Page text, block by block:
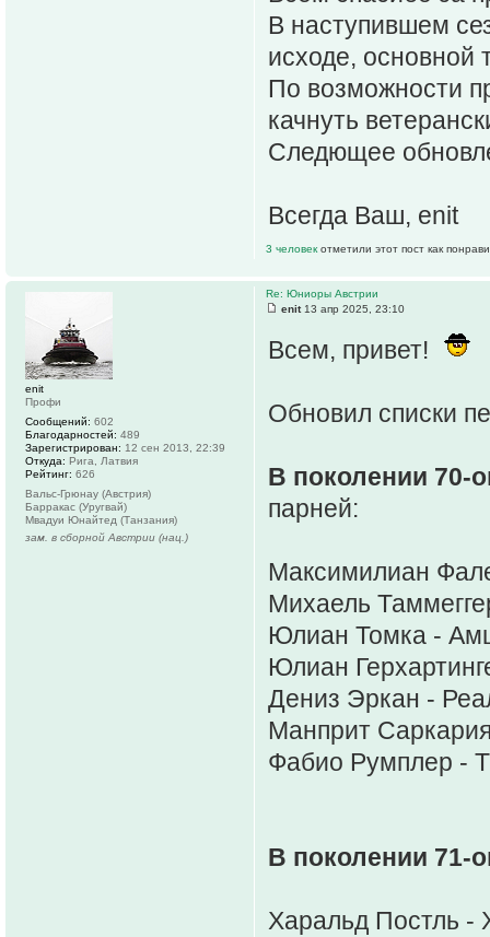
В наступившем
исходе, основной
По возможности
качнуть
Следющее
Всегда Ваш, enit
3 человек отметили этот пост как
Re: Юниоры Австрии
enit13 апр 2025, 23:10
Всем, привет!
Обновил списки
В поколении 70-
парней:
Максимилиан
Михаель
Юлиан Томка -
Юлиан
Дениз Эркан -
Манприт
Фабио Румплер -
В поколении 71-
Харальд Постль -
enit
Профи
Сообщений: 602
Благодарностей: 489
Зарегистрирован: 12 сен 2013, 22:39
Откуда: Рига, Латвия
Рейтинг: 626
Вальс-Грюнау (Австрия)
Барракас (Уругвай)
Мвадуи Юнайтед (Танзания)
зам. в сборной Австрии (нац.)